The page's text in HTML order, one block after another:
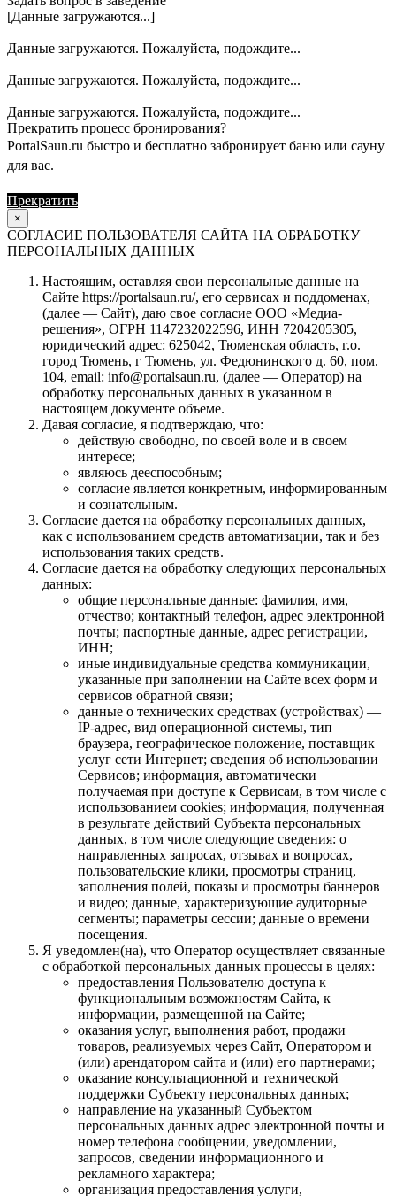
[Данные загружаются...]
Данные загружаются. Пожалуйста, подождите...
Данные загружаются. Пожалуйста, подождите...
Данные загружаются. Пожалуйста, подождите...
Прекратить процесс бронирования?
PortalSaun.ru быстро и бесплатно забронирует баню или сауну
для вас.
Прекратить
×
СОГЛАСИЕ ПОЛЬЗОВАТЕЛЯ САЙТА НА ОБРАБОТКУ
ПЕРСОНАЛЬНЫХ ДАННЫХ
Настоящим, оставляя свои персональные данные на
Сайте https://portalsaun.ru/, его сервисах и поддоменах,
(далее — Сайт), даю свое согласие ООО «Медиа-
решения», ОГРН 1147232022596, ИНН 7204205305,
юридический адрес: 625042, Тюменская область, г.о.
город Тюмень, г Тюмень, ул. Федюнинского д. 60, пом.
104, email: info@portalsaun.ru, (далее — Оператор) на
обработку персональных данных в указанном в
настоящем документе объеме.
Давая согласие, я подтверждаю, что:
действую свободно, по своей воле и в своем
интересе;
являюсь дееспособным;
согласие является конкретным, информированным
и сознательным.
Согласие дается на обработку персональных данных,
как с использованием средств автоматизации, так и без
использования таких средств.
Согласие дается на обработку следующих персональных
данных:
общие персональные данные: фамилия, имя,
отчество; контактный телефон, адрес электронной
почты; паспортные данные, адрес регистрации,
ИНН;
иные индивидуальные средства коммуникации,
указанные при заполнении на Сайте всех форм и
сервисов обратной связи;
данные о технических средствах (устройствах) —
IP-адрес, вид операционной системы, тип
браузера, географическое положение, поставщик
услуг сети Интернет; сведения об использовании
Сервисов; информация, автоматически
получаемая при доступе к Сервисам, в том числе с
использованием cookies; информация, полученная
в результате действий Субъекта персональных
данных, в том числе следующие сведения: о
направленных запросах, отзывах и вопросах,
пользовательские клики, просмотры страниц,
заполнения полей, показы и просмотры баннеров
и видео; данные, характеризующие аудиторные
сегменты; параметры сессии; данные о времени
посещения.
Я уведомлен(на), что Оператор осуществляет связанные
с обработкой персональных данных процессы в целях:
предоставления Пользователю доступа к
функциональным возможностям Сайта, к
информации, размещенной на Сайте;
оказания услуг, выполнения работ, продажи
товаров, реализуемых через Сайт, Оператором и
(или) арендатором сайта и (или) его партнерами;
оказание консультационной и технической
поддержки Субъекту персональных данных;
направление на указанный Субъектом
персональных данных адрес электронной почты и
номер телефона сообщении, уведомлении,
запросов, сведении информационного и
рекламного характера;
организация предоставления услуги,